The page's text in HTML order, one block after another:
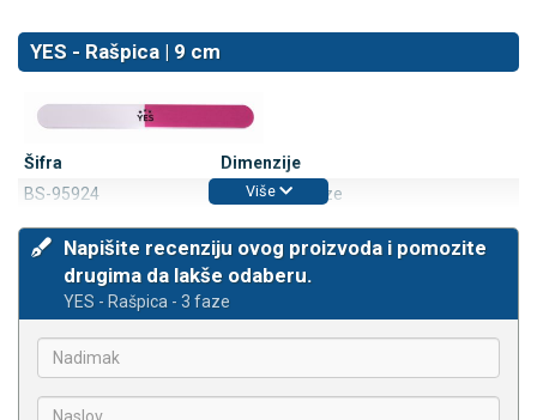
YES - Rašpica | 9 cm
Šifra
Dimenzije
BS-95924
17,5 cm - 3 faze
Više
Napišite recenziju ovog proizvoda i pomozite
drugima da lakše odaberu.
YES - Rašpica - 3 faze